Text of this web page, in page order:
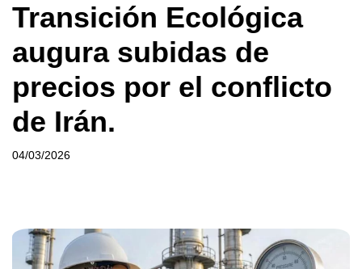
Transición Ecológica
augura subidas de
precios por el conflicto
de Irán.
04/03/2026